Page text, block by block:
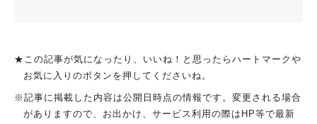
★この記事が気になったり、いいね！と思ったらハートマークや
お気に入りのボタンを押してくださいね。
※記事に掲載した内容は公開日時点の情報です。変更される場合
がありますので、お出かけ、サービス利用の際はHP等で最新